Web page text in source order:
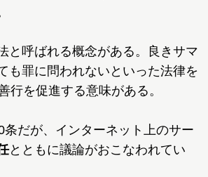
呼ばれる概念がある。良きサマ
も罪に問われないといった法律を
行を促進する意味がある。
だが、インターネット上のサー
とともに議論がおこなわれてい